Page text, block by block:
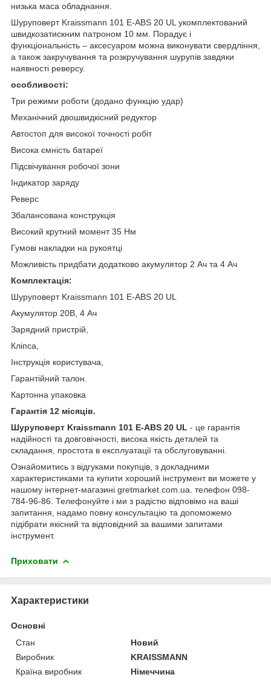
низька маса обладнання.
Шуруповерт Kraissmann 101 E-ABS 20 UL укомплектований
швидкозатискним патроном 10 мм. Порадує і
функціональність – аксесуаром можна виконувати свердління,
а також закручування та розкручування шурупів завдяки
наявності реверсу.
особливості:
Три режими роботи (додано функцію удар)
Механічний двошвидкісний редуктор
Автостоп для високої точності робіт
Висока ємність батареї
Підсвічування робочої зони
Індикатор заряду
Реверс
Збалансована конструкція
Високий крутний момент 35 Нм
Гумові накладки на рукоятці
Можливість придбати додатково акумулятор 2 Ач та 4 Ач
Комплектація:
Шуруповерт Kraissmann 101 E-ABS 20 UL
Акумулятор 20В, 4 Ач
Зарядний пристрій,
Кліпса,
Інструкція користувача,
Гарантійний талон.
Картонна упаковка
Гарантія 12 місяців.
Шуруповерт Kraissmann 101 E-ABS 20 UL - це гарантія
надійності та довговічності, висока якість деталей та
складання, простота в експлуатації та обслуговуванні.
Ознайомитись з відгуками покупців, з докладними
характеристиками та купити хороший інструмент ви можете у
нашому інтернет-магазині gretmarket.com.ua. телефон 098-
784-96-86. Телефонуйте і ми з радістю відповімо на ваші
запитання, надамо повну консультацію та допоможемо
підібрати якісний та відповідний за вашими запитами
інструмент.
Приховати
Характеристики
Основні
Стан
Новий
Виробник
KRAISSMANN
Країна виробник
Німеччина